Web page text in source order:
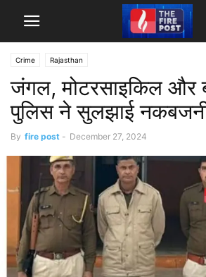
Crime Rajasthan
जंगल, मोटरसाइकिल और
पुलिस ने सुलझाई
By fire post - December 27, 2024